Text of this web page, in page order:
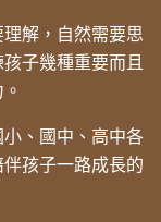
解，自然需要思
子幾種重要而且
、國中、高中各
孩子一路成長的